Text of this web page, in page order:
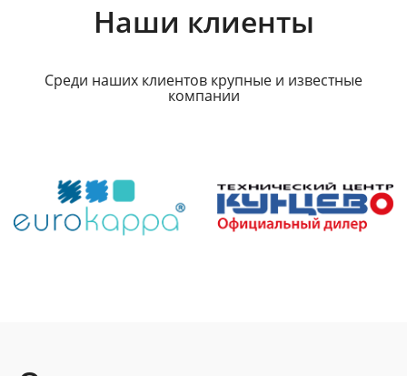
Наши клиенты
Среди наших клиентов крупные и известные
компании